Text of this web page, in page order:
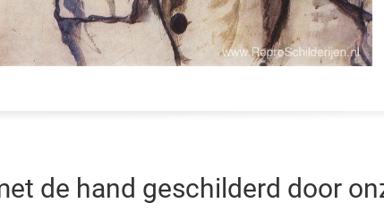
de hand geschilderd door